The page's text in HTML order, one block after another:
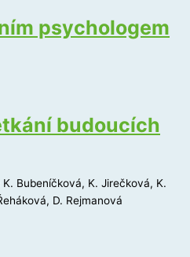
psychologem
budoucích
Bubeníčková, K. Jirečková, K.
D. Rejmanová